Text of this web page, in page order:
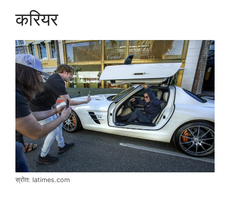
करियर
स्रोत: latimes.com